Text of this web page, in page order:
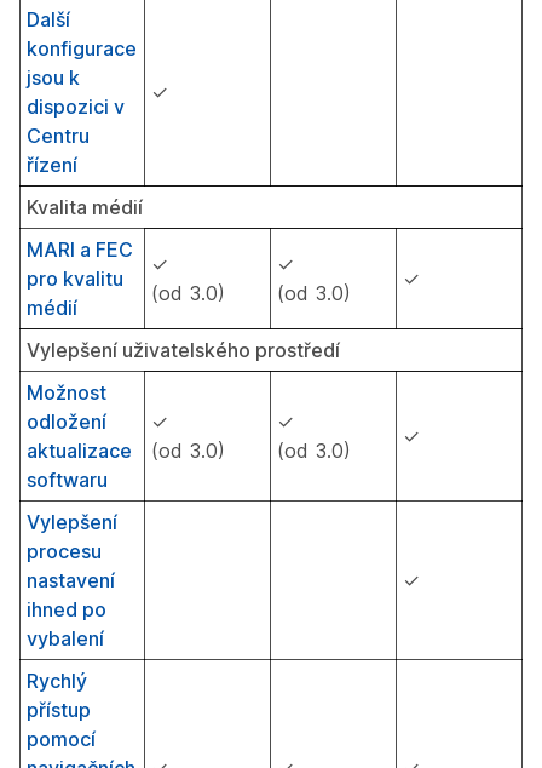
Další
konfigurace
jsou k
dispozici v
Centru
řízení
✓
Kvalita médií
MARI a FEC
pro kvalitu
médií
✓
(od 3.0)
✓
(od 3.0)
✓
Vylepšení uživatelského prostředí
Možnost
odložení
aktualizace
softwaru
✓
(od 3.0)
✓
(od 3.0)
✓
Vylepšení
procesu
nastavení
ihned po
vybalení
✓
Rychlý
přístup
pomocí